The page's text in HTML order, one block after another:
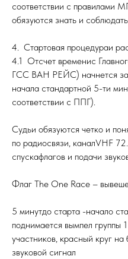
соответствии с правилами
обязуются знать и
4. Стартовая процедураи
4.1 Отсчет временис
ГСС ВАН РЕЙС) начнется за
начала стандартной 5-ти
соответствии с ППГ).
Судьи обязуются четко и
по радиосвязи, каналVHF
спускафлагов и подачи
Флаг The One Race –
5 минутдо старта -начало
поднимается вымпел группы
участников, красный круг
звуковой сигнал